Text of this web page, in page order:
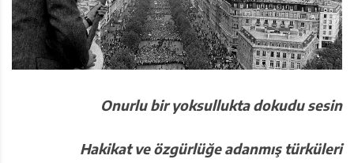
Onurlu bir yoksullukta dokudu sesin
Hakikat ve özgürlüğe adanmış türküleri